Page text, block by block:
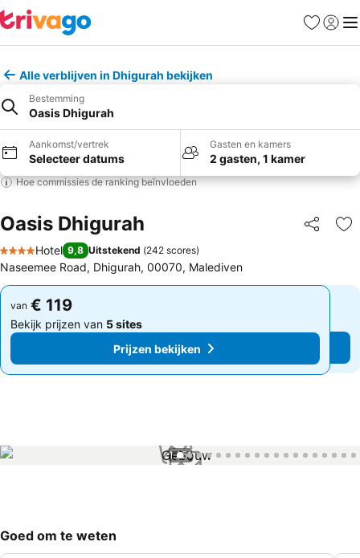
Favorieten
Alle verblijven in Dhigurah bekijken
Bestemming
Oasis Dhigurah
Aankomst/vertrek
Selecteer datums
Gasten en kamers
2 gasten, 1 kamer
Hoe commissies de ranking beïnvloeden
Oasis Dhigurah Delen
4 Sterren
Hotel 9,8 Uitstekend (242 scores)
Naseemee Road, Dhigurah, 00070, Malediven
van € 119
Bekijk prijzen van 5 sites
Prijzen bekijken
van € 119
Bekijk prijzen van 5 sites
Prijzen bekijken
1 / 51
Goed om te weten